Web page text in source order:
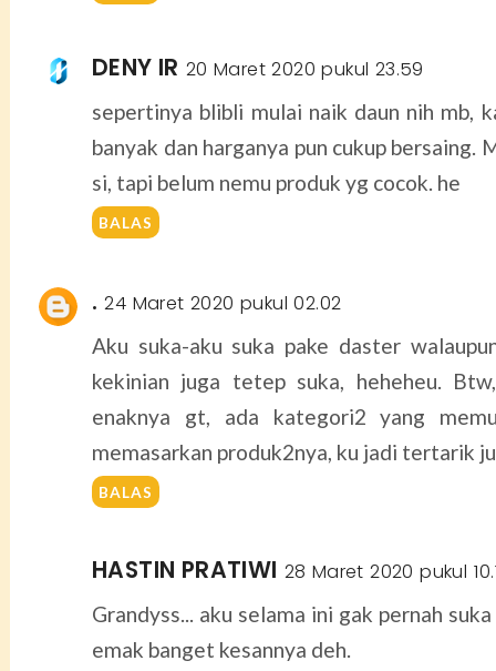
DENY IR 20 Maret 2020 pukul 23.59
sepertinya blibli mulai naik daun nih mb,
banyak dan harganya pun cukup bersaing.
si, tapi belum nemu produk yg cocok. he
BALAS
. 24 Maret 2020 pukul 02.02
Aku suka-aku suka pake daster
kekinian juga tetep suka, heheheu.
enaknya gt, ada kategori2 yang
memasarkan produk2nya, ku jadi tertarik
BALAS
HASTIN PRATIWI 28 Maret 2020 pukul
Grandyss... aku selama ini gak pernah
emak banget kesannya deh.